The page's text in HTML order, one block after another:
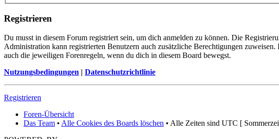
Registrieren
Du musst in diesem Forum registriert sein, um dich anmelden zu können. Die
Administration kann registrierten Benutzern auch zusätzliche Berechtigungen
auch die jeweiligen Forenregeln, wenn du dich in diesem Board bewegst.
Nutzungsbedingungen | Datenschutzrichtlinie
Registrieren
Foren-Übersicht
Das Team • Alle Cookies des Boards löschen • Alle Zeiten sind UTC [